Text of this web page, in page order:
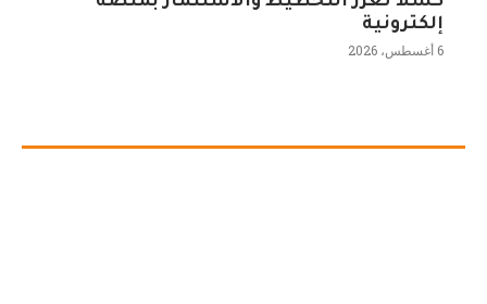
إلكترونية
6 أغسطس، 2026